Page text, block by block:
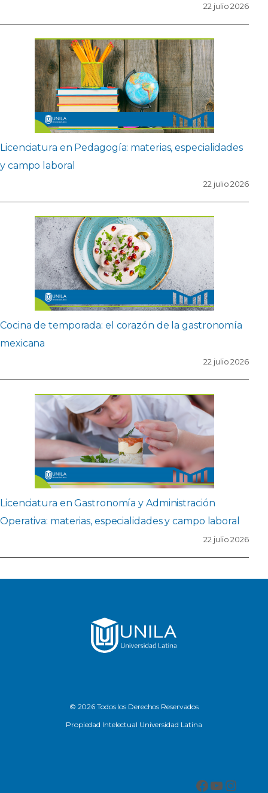
22 julio 2026
Licenciatura en Pedagogía: materias, especialidades
y campo laboral
22 julio 2026
Cocina de temporada: el corazón de la gastronomía
mexicana
22 julio 2026
Licenciatura en Gastronomía y Administración
Operativa: materias, especialidades y campo laboral
22 julio 2026
© 2026 Todos los Derechos Reservados
Propiedad Intelectual Universidad Latina
Facebook